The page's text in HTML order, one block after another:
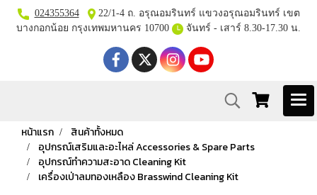
024355364
22/1-4 ถ. อรุณอมรินทร์ แขวงอรุณอมรินทร์ เขต
บางกอกน้อย กรุงเทพมหานคร 10700
จันทร์ - เสาร์ 8.30-17.30 น.
หน้าแรก
สินค้าทั้งหมด
อุปกรณ์เสริมและอะไหล่ Accessories & Spare Parts
อุปกรณ์ทำความสะอาด Cleaning Kit
เครื่องเป่าลมทองเหลือง Brasswind Cleaning Kit